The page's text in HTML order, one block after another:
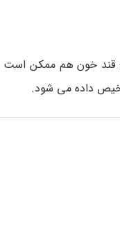
خون هم ممکن است
داده می شود.